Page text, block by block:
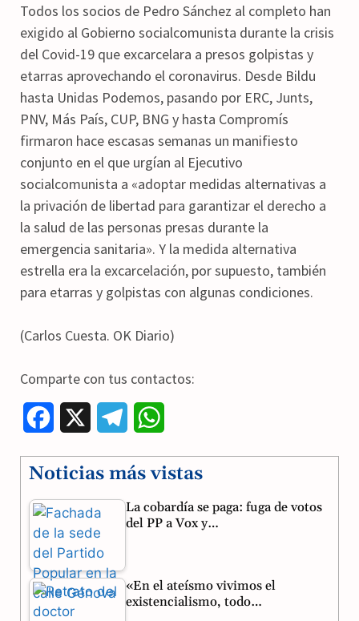
Todos los socios de Pedro Sánchez al completo han
exigido al Gobierno socialcomunista durante la crisis
del Covid-19 que excarcelara a presos golpistas y
etarras aprovechando el coronavirus. Desde Bildu
hasta Unidas Podemos, pasando por ERC, Junts,
PNV, Más País, CUP, BNG y hasta Compromís
firmaron hace escasas semanas un manifiesto
conjunto en el que urgían al Ejecutivo
socialcomunista a «adoptar medidas alternativas a
la privación de libertad para garantizar el derecho a
la salud de las personas presas durante la
emergencia sanitaria». Y la medida alternativa
estrella era la excarcelación, por supuesto, también
para etarras y golpistas con algunas condiciones.
(Carlos Cuesta. OK Diario)
Comparte con tus contactos:
c
e
b
o
o
l
e
a
a
t
p
Noticias más vistas
La cobardía se paga: fuga de votos
del PP a Vox y…
«En el ateísmo vivimos el
existencialismo, todo…